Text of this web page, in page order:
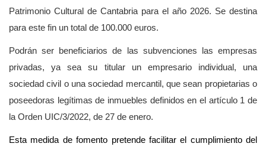
Patrimonio Cultural de Cantabria para el año 2026. Se destina
para este fin un total de 100.000 euros.
Podrán ser beneficiarios de las subvenciones las empresas
privadas, ya sea su titular un empresario individual, una
sociedad civil o una sociedad mercantil, que sean propietarias o
poseedoras legítimas de inmuebles definidos en el artículo 1 de
la Orden UIC/3/2022, de 27 de enero.
Esta medida de fomento pretende facilitar el cumplimiento del